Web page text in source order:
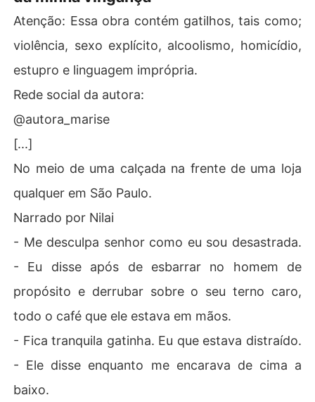
Atenção: Essa obra contém gatilhos, tais como;
violência, sexo explícito, alcoolismo, homicídio,
estupro e linguagem imprópria.
Rede social da autora:
@autora_marise
[...]
No meio de uma calçada na frente de uma loja
qualquer em São Paulo.
Narrado por Nilai
- Me desculpa senhor como eu sou desastrada.
- Eu disse após de esbarrar no homem de
propósito e derrubar sobre o seu terno caro,
todo o café que ele estava em mãos.
- Fica tranquila gatinha. Eu que estava distraído.
- Ele disse enquanto me encarava de cima a
baixo.